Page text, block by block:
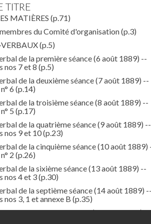
TITRE
MATIÈRES (p.71)
du Comité d'organisation(p.3)
VERBAUX(p.5)
de la première séance (6 août 1889) --
nos 7 et 8 (p.5)
de la deuxième séance (7 août 1889) --
6 (p.14)
de la troisième séance (8 août 1889) --
5 (p.17)
de la quatrième séance (9 août 1889) --
nos 9 et 10(p.23)
de la cinquième séance (10 août 1889)
2 (p.26)
de la sixième séance (13 août 1889) --
nos 4 et 3(p.30)
de la septième séance (14 août 1889)
nos 3, 1 et annexe B (p.35)
de la huitième séance (16 août 1889) --